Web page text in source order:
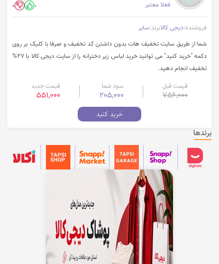
فعلا معتبر 0
0
فروشنده:دیجی کالابرند:سایر
شما از طریق سایت تخفیف هات بدون داشتن کد تخفیف و صرفا با کلیک بر روی
دکمه "خرید کنید" می توانید خرید لباس زیر دخترانه را از سایت دیجی کالا با 27%
تخفیف انجام دهید.
قیمت قبل
756,000
سود شما
205,000
قیمت جدید
551,000
خرید کنید
برندها